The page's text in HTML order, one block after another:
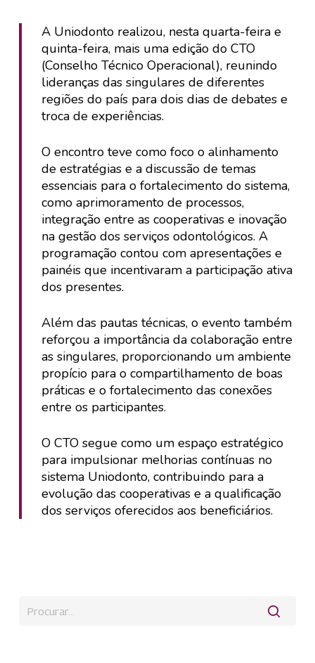
A Uniodonto realizou, nesta quarta-feira e
quinta-feira, mais uma edição do CTO
(Conselho Técnico Operacional), reunindo
lideranças das singulares de diferentes
regiões do país para dois dias de debates e
troca de experiências.
O encontro teve como foco o alinhamento
de estratégias e a discussão de temas
essenciais para o fortalecimento do sistema,
como aprimoramento de processos,
integração entre as cooperativas e inovação
na gestão dos serviços odontológicos. A
programação contou com apresentações e
painéis que incentivaram a participação ativa
dos presentes.
Além das pautas técnicas, o evento também
reforçou a importância da colaboração entre
as singulares, proporcionando um ambiente
propício para o compartilhamento de boas
práticas e o fortalecimento das conexões
entre os participantes.
O CTO segue como um espaço estratégico
para impulsionar melhorias contínuas no
sistema Uniodonto, contribuindo para a
evolução das cooperativas e a qualificação
dos serviços oferecidos aos beneficiários.